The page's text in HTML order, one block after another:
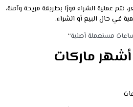
تتم عملية الشراء فورًا بطريقة مريحة وآمنة،
في حال البيع أو الشراء.
مستعملة أصلية“
ماركات